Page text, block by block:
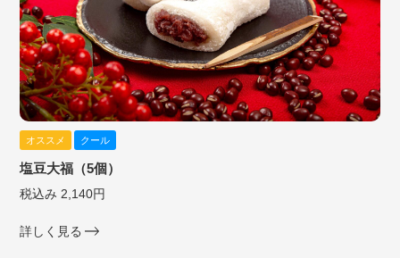
オススメ クール
塩豆大福（5個）
税込み 2,140円
詳しく見る